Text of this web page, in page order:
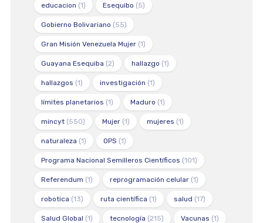
educacion (1) Esequibo (5)
Gobierno Bolivariano (55)
Gran Misión Venezuela Mujer(1)
Guayana Esequiba (2) hallazgo (1)
hallazgos (1) investigación (1)
límites planetarios (1) Maduro (1)
mincyt(550) Mujer(1) mujeres (1)
naturaleza (1) OPS (1)
Programa Nacional Semilleros Científicos (101)
Referendum (1) reprogramación celular(1)
robotica (13) ruta científica (1) salud (17)
Salud Global (1) tecnología (215) Vacunas (1)